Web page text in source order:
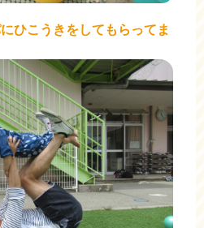
ひこうきをしてもらってま